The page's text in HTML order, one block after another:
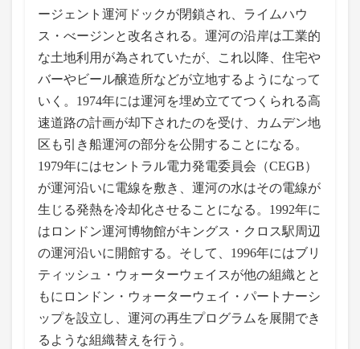
ージェント運河ドックが閉鎖され、ライムハウ
ス・べージンと改名される。運河の沿岸は工業的
な土地利用が為されていたが、これ以降、住宅や
バーやビール醸造所などが立地するようになって
いく。1974年には運河を埋め立ててつくられる高
速道路の計画が却下されたのを受け、カムデン地
区も引き船運河の部分を公開することになる。
1979年にはセントラル電力発電委員会（CEGB）
が運河沿いに電線を敷き、運河の水はその電線が
生じる発熱を冷却化させることになる。1992年に
はロンドン運河博物館がキングス・クロス駅周辺
の運河沿いに開館する。そして、1996年にはブリ
ティッシュ・ウォーターウェイスが他の組織とと
もにロンドン・ウォーターウェイ・パートナーシ
ップを設立し、運河の再生プログラムを展開でき
るような組織替えを行う。